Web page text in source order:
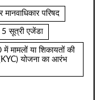
परिषद
5 सूत्री एजेंडा
मामलों या शिकायतों की
योजना का आरंभ